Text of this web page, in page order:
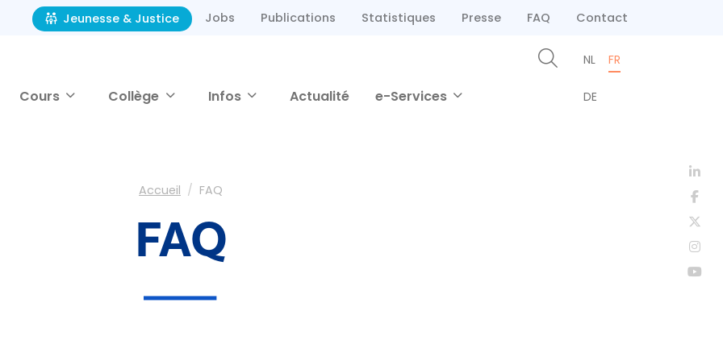
Jeunesse & Justice Jobs Publications Statistiques Presse FAQ Contact
Cours Collège Infos Actualité e-Services
NL FR
DE
Accueil FAQ
FAQ